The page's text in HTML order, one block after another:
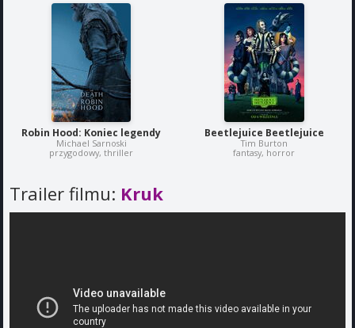
Robin Hood: Koniec legendy
Michael Sarnoski
przygodowy, thriller
Beetlejuice Beetlejuice
Tim Burton
fantasy, horror
Trailer filmu: Kruk